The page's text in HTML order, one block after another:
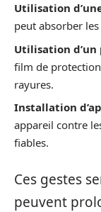
Utilisation
peut absorber
Utilisation d’un
film de
rayures.
Installation
appareil contre
fiables.
Ces gestes
peuvent